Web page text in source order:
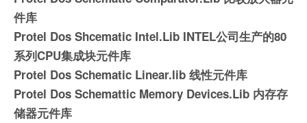
件库
Protel Dos Shcematic Intel.Lib INTEL公司生产的80
系列CPU集成块元件库
Protel Dos Schematic Linear.lib 线性元件库
Protel Dos Schemattic Memory Devices.Lib 内存存
储器元件库